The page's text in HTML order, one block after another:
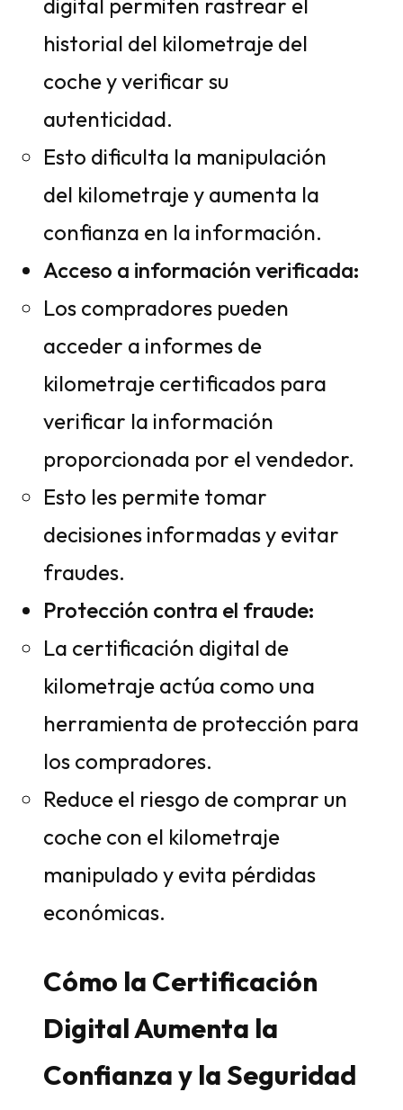
digital permiten rastrear el
historial del kilometraje del
coche y verificar su
autenticidad.
Esto dificulta la manipulación
del kilometraje y aumenta la
confianza en la información.
Acceso a información verificada:
Los compradores pueden
acceder a informes de
kilometraje certificados para
verificar la información
proporcionada por el vendedor.
Esto les permite tomar
decisiones informadas y evitar
fraudes.
Protección contra el fraude:
La certificación digital de
kilometraje actúa como una
herramienta de protección para
los compradores.
Reduce el riesgo de comprar un
coche con el kilometraje
manipulado y evita pérdidas
económicas.
Cómo la Certificación
Digital Aumenta la
Confianza y la Seguridad